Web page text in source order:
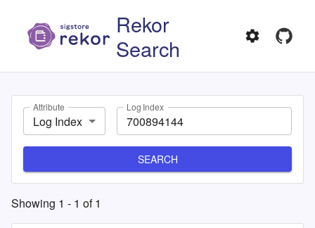
Rekor
Search
Attribute
Log Index
Log Index
SEARCH
Showing 1 - 1 of1